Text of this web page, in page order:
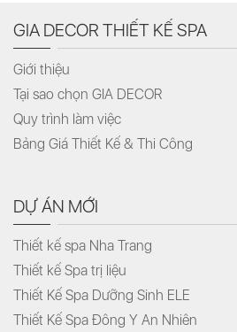
GIA DECOR THIẾT KẾ SPA
Giới thiệu
Tại sao chọn GIA DECOR
Quy trình làm việc
Bảng Giá Thiết Kế & Thi Công
DỰ ÁN MỚI
Thiết kế spa Nha Trang
Thiết kế Spa trị liệu
Thiết Kế Spa Dưỡng Sinh ELE
Thiết Kế Spa Đông Y An Nhiên